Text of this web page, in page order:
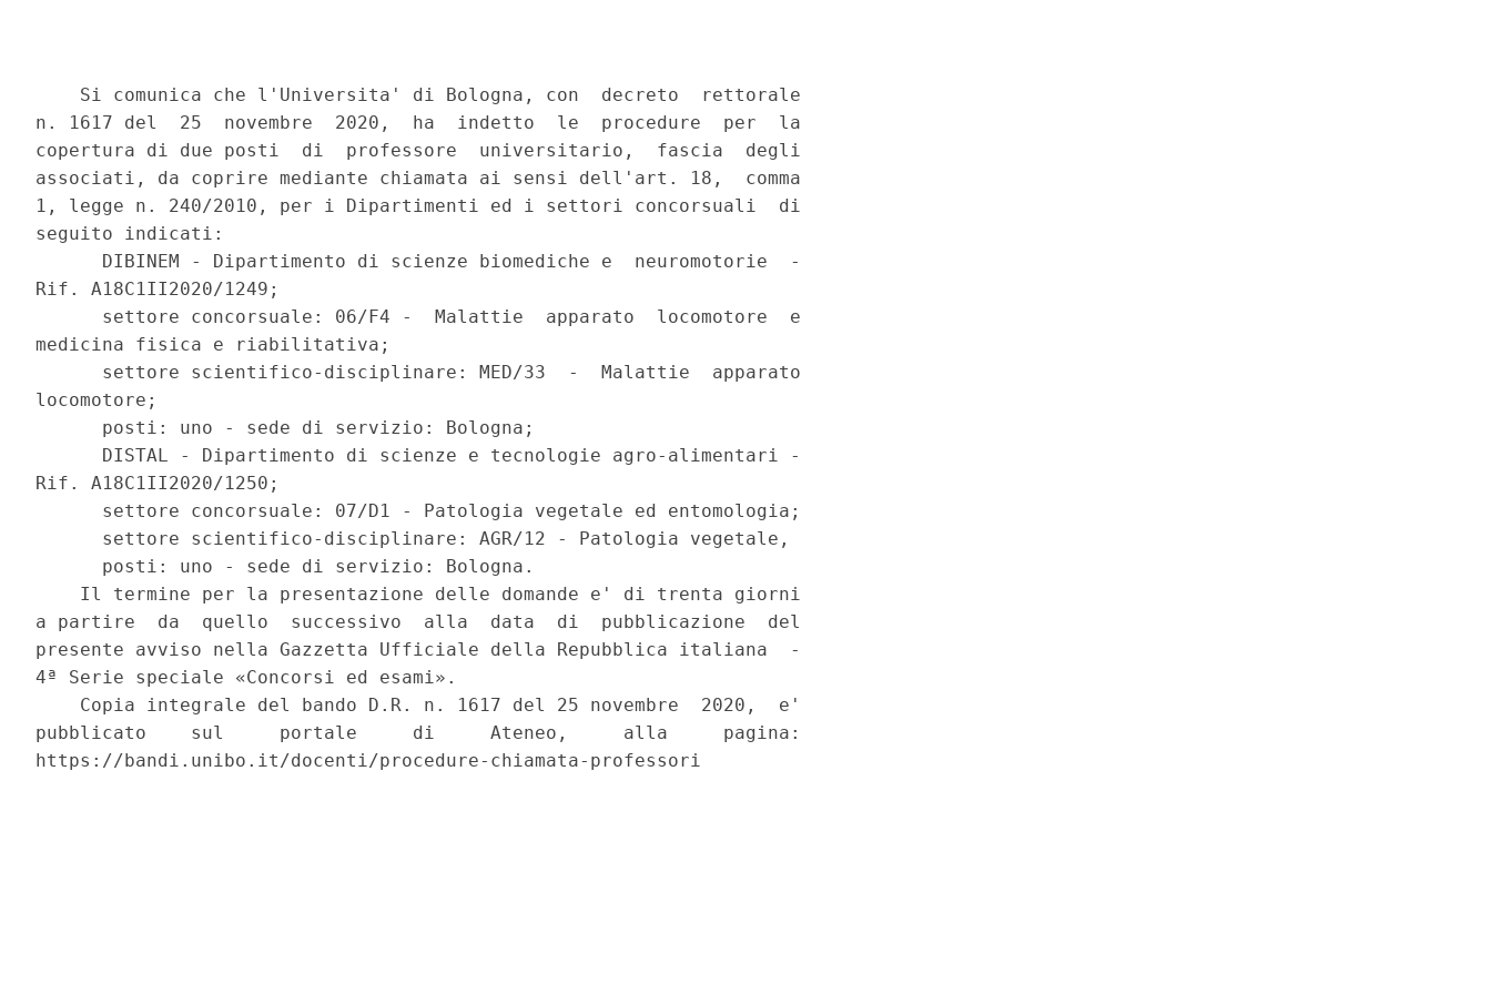
    Si comunica che l'Universita' di Bologna, con  decreto  rettorale
n. 1617 del  25  novembre  2020,  ha  indetto  le  procedure  per  la
copertura di due posti  di  professore  universitario,  fascia  degli
associati, da coprire mediante chiamata ai sensi dell'art. 18,  comma
1, legge n. 240/2010, per i Dipartimenti ed i settori concorsuali  di
seguito indicati:
      DIBINEM - Dipartimento di scienze biomediche e  neuromotorie  -
Rif. A18C1II2020/1249;
      settore concorsuale: 06/F4 -  Malattie  apparato  locomotore  e
medicina fisica e riabilitativa;
      settore scientifico-disciplinare: MED/33  -  Malattie  apparato
locomotore;
      posti: uno - sede di servizio: Bologna;
      DISTAL - Dipartimento di scienze e tecnologie agro-alimentari -
Rif. A18C1II2020/1250;
      settore concorsuale: 07/D1 - Patologia vegetale ed entomologia;
      settore scientifico-disciplinare: AGR/12 - Patologia vegetale,
      posti: uno - sede di servizio: Bologna.
    Il termine per la presentazione delle domande e' di trenta giorni
a partire  da  quello  successivo  alla  data  di  pubblicazione  del
presente avviso nella Gazzetta Ufficiale della Repubblica italiana  -
4ª Serie speciale «Concorsi ed esami».
    Copia integrale del bando D.R. n. 1617 del 25 novembre  2020,  e'
pubblicato    sul     portale     di     Ateneo,     alla     pagina:
https://bandi.unibo.it/docenti/procedure-chiamata-professori